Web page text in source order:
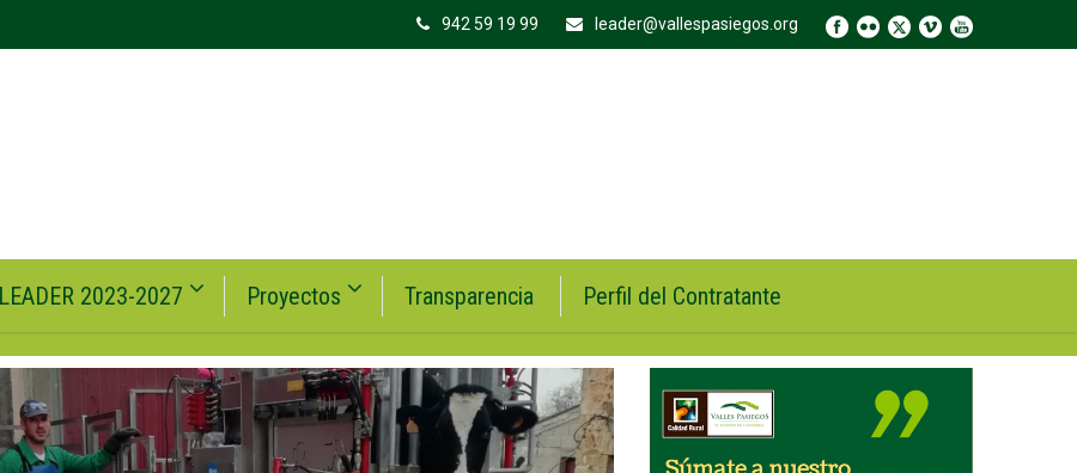
942 59 19 99 leader@vallespasiegos.org
LEADER 2023-2027 Proyectos Transparencia Perfil del Contratante